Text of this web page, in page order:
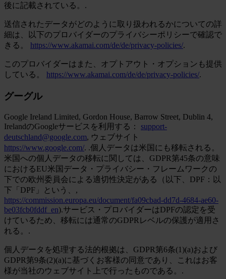
後に記載されている。.
送信されたデータがどのように取り扱われるかについての詳
細は、以下のプロバイダーのプライバシーポリシーで確認で
きる。 https://www.akamai.com/de/de/privacy-policies/.
このプロバイダーはまた、オプトアウト・オプションも提供
している。 https://www.akamai.com/de/de/privacy-policies/.
グーグル
Google Ireland Limited, Gordon House, Barrow Street, Dublin 4,
IrelandのGoogleサービスを利用する： support-
deutschland@google.com, ウェブサイト
https://www.google.com/. .個人データは米国にも移転される。
米国への個人データの移転に関しては、GDPR第45条の意味
におけるEU米国データ・プライバシー・フレームワークの
下での欧州委員会による適切性決定がある（以下、DPF：以
下「DPF」という、,
https://commission.europa.eu/document/fa09cbad-dd7d-4684-ae60-
be03fcb0fddf_en).サービス・プロバイダーはDPFの認定を受
けているため、移転には通常のGDPRレベルの保護が適用さ
れる。.
個人データを処理する法的根拠は、GDPR第6条(1)(a)および
GDPR第9条(2)(a)に基づくお客様の同意であり、これはお客
様が当社のウェブサイト上で行ったものである。.